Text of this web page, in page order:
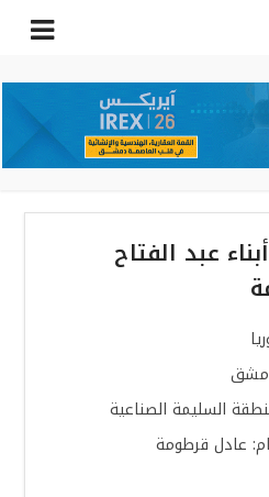
عبد الفتاح
السليمة الصناعية
عادل قرطومة